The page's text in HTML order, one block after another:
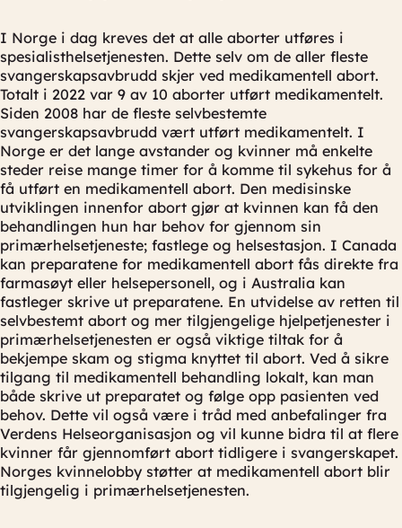
I Norge i dag kreves det at alle aborter utføres i
spesialisthelsetjenesten. Dette selv om de aller fleste
svangerskapsavbrudd skjer ved medikamentell abort.
Totalt i 2022 var 9 av 10 aborter utført medikamentelt.
Siden 2008 har de fleste selvbestemte
svangerskapsavbrudd vært utført medikamentelt. I
Norge er det lange avstander og kvinner må enkelte
steder reise mange timer for å komme til sykehus for å
få utført en medikamentell abort. Den medisinske
utviklingen innenfor abort gjør at kvinnen kan få den
behandlingen hun har behov for gjennom sin
primærhelsetjeneste; fastlege og helsestasjon. I Canada
kan preparatene for medikamentell abort fås direkte fra
farmasøyt eller helsepersonell, og i Australia kan
fastleger skrive ut preparatene. En utvidelse av retten til
selvbestemt abort og mer tilgjengelige hjelpetjenester i
primærhelsetjenesten er også viktige tiltak for å
bekjempe skam og stigma knyttet til abort. Ved å sikre
tilgang til medikamentell behandling lokalt, kan man
både skrive ut preparatet og følge opp pasienten ved
behov. Dette vil også være i tråd med anbefalinger fra
Verdens Helseorganisasjon og vil kunne bidra til at flere
kvinner får gjennomført abort tidligere i svangerskapet.
Norges kvinnelobby støtter at medikamentell abort blir
tilgjengelig i primærhelsetjenesten.